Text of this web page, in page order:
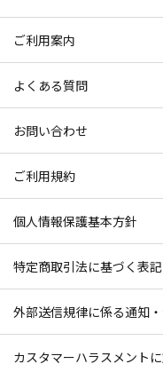
ご利用案内
よくある質問
お問い合わせ
ご利用規約
個人情報保護基本方針
特定商取引法に基づく表記
外部送信規律に係る通知
カスタマーハラスメント